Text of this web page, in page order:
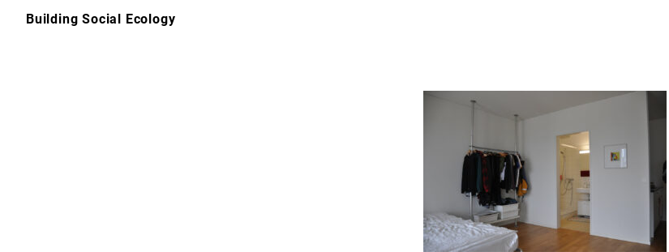
Building Social Ecology